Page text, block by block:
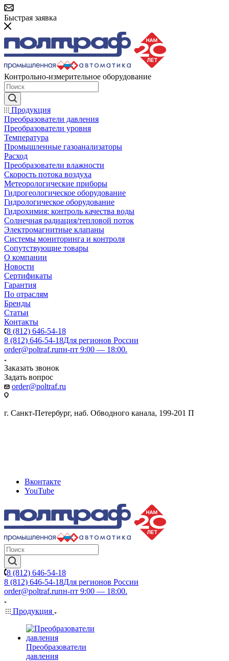
Быстрая заявка
Контрольно-измерительное оборудование
Продукция
Преобразователи давления
Преобразователи уровня
Температура
Промышленные газоанализаторы
Расход
Преобразователи влажности
Скорость потока воздуха
Метеорологические приборы
Гидрогеологическое оборудование
Гидрологическое оборудование
Гидрохимия: контроль качества воды
Солнечная радиация/тепловой поток
Электромагнитные клапаны
Системы мониторинга и контроля
Сопутствующие товары
О компании
Новости
Сертификаты
Гарантия
По отраслям
Бренды
Статьи
Контакты
8 (812) 646-54-18
8 (812) 646-54-18Для регионов России
order@poltraf.ruпн-пт 9:00 — 18:00.
Заказать звонок
Задать вопрос
order@poltraf.ru
г. Санкт-Петербург, наб. Обводного канала, 199-201 П
Вконтакте
YouTube
8 (812) 646-54-18
8 (812) 646-54-18Для регионов России
order@poltraf.ruпн-пт 9:00 — 18:00.
Продукция
Преобразователи
давления